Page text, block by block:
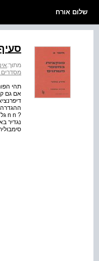
שלום אורח
סעיף 2. דיפרנציאל מסדר
מתוך:אינפי 2 :
מסדרים